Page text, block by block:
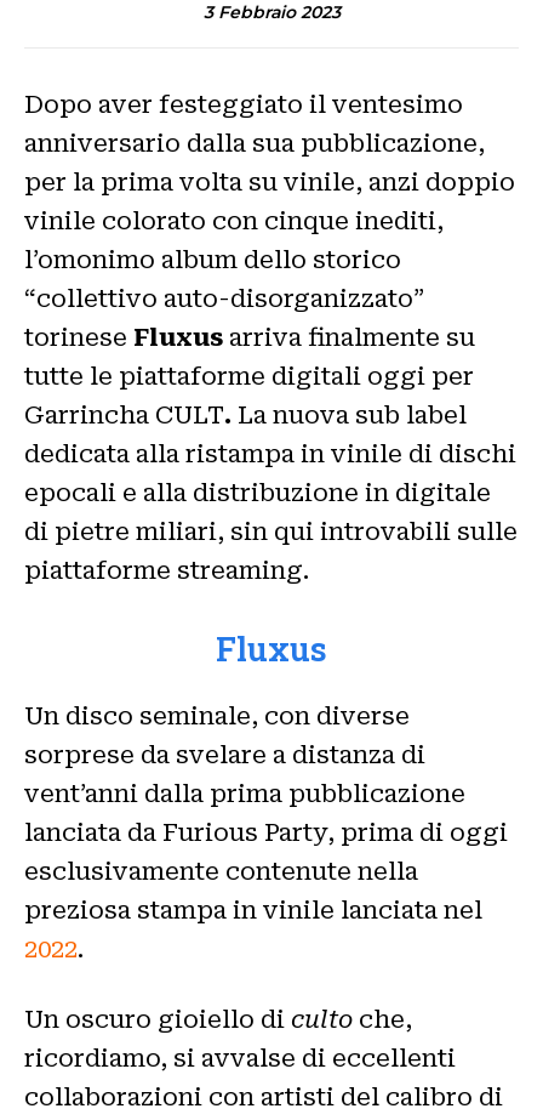
3 Febbraio 2023
Dopo aver festeggiato il ventesimo
anniversario dalla sua pubblicazione,
per la prima volta su vinile, anzi doppio
vinile colorato con cinque inediti,
l’omonimo album dello storico
“collettivo auto-disorganizzato”
torinese Fluxus arriva finalmente su
tutte le piattaforme digitali oggi per
Garrincha CULT. La nuova sub label
dedicata alla ristampa in vinile di dischi
epocali e alla distribuzione in digitale
di pietre miliari, sin qui introvabili sulle
piattaforme streaming.
Fluxus
Un disco seminale, con diverse
sorprese da svelare a distanza di
vent’anni dalla prima pubblicazione
lanciata da Furious Party, prima di oggi
esclusivamente contenute nella
preziosa stampa in vinile lanciata nel
2022.
Un oscuro gioiello di culto che,
ricordiamo, si avvalse di eccellenti
collaborazioni con artisti del calibro di